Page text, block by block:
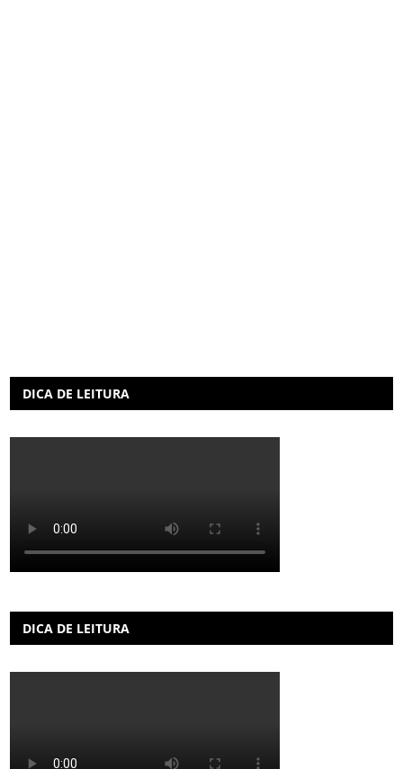
DICA DE LEITURA
DICA DE LEITURA